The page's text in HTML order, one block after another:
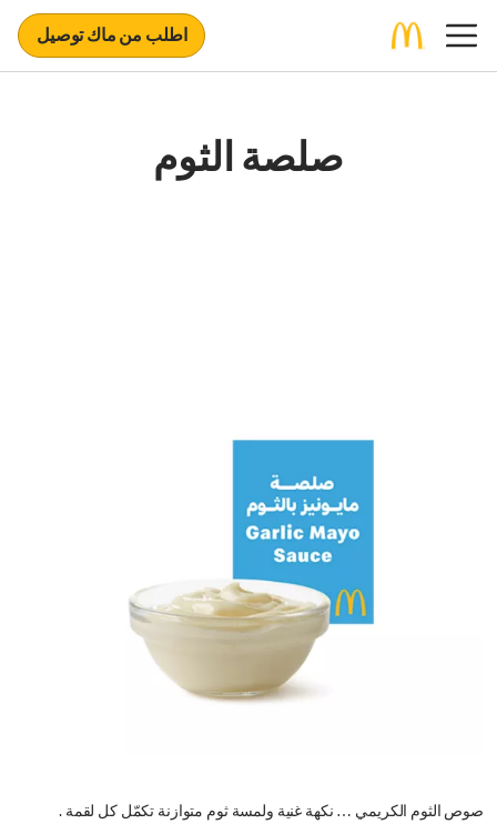
اطلب من ماك توصيل
صلصة الثوم
صوص الثوم الكريمي … نكهة غنية ولمسة ثوم متوازنة تكمّل كل لقمة .